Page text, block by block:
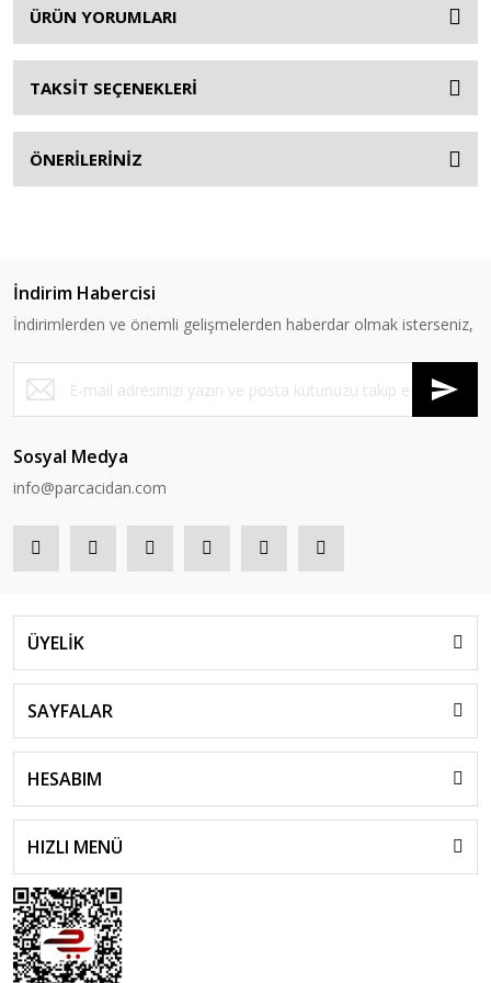
ÜRÜN YORUMLARI
TAKSİT SEÇENEKLERİ
ÖNERİLERİNİZ
İndirim Habercisi
İndirimlerden ve önemli gelişmelerden haberdar olmak isterseniz,
Sosyal Medya
info@parcacidan.com
ÜYELİK
SAYFALAR
HESABIM
HIZLI MENÜ